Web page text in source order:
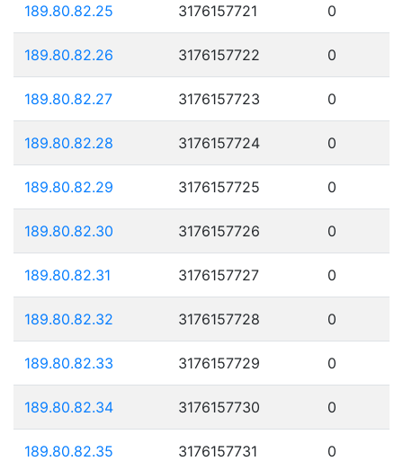
189.80.82.25 3176157721 0
189.80.82.26 3176157722 0
189.80.82.27 3176157723 0
189.80.82.28 3176157724 0
189.80.82.29 3176157725 0
189.80.82.30 3176157726 0
189.80.82.31 3176157727 0
189.80.82.32 3176157728 0
189.80.82.33 3176157729 0
189.80.82.34 3176157730 0
189.80.82.35 3176157731 0